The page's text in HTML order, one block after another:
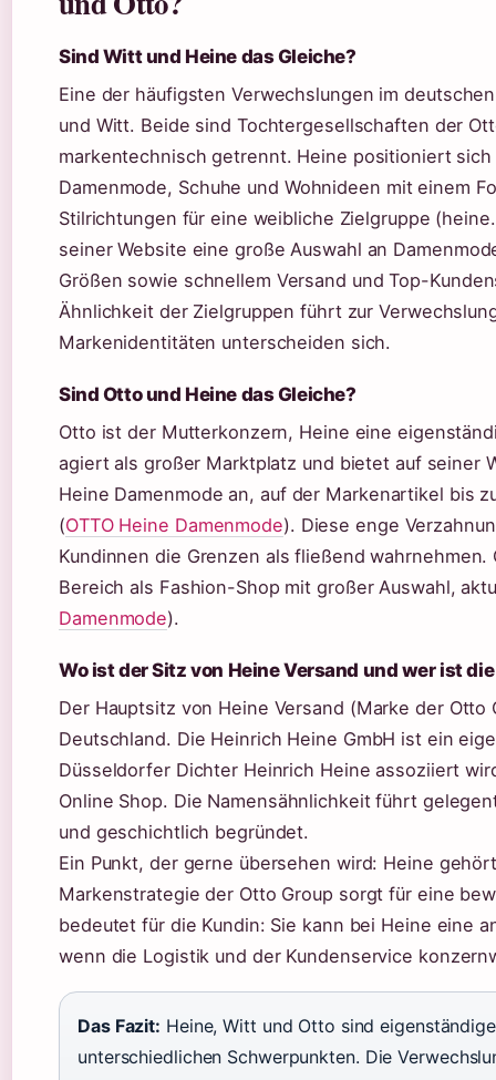
Sind Witt und Heine das Gleiche?
Eine der häufigsten Verwechslungen im
und Witt. Beide sind Tochtergesellschaften der
markentechnisch getrennt. Heine positioniert
Damenmode, Schuhe und Wohnideen mit einem
Stilrichtungen für eine weibliche Zielgruppe
seiner Website eine große Auswahl an
Größen sowie schnellem Versand und Top-
Ähnlichkeit der Zielgruppen führt zur
Markenidentitäten unterscheiden sich.
Sind Otto und Heine das Gleiche?
Otto ist der Mutterkonzern, Heine eine
agiert als großer Marktplatz und bietet auf seiner
Heine Damenmode an, auf der Markenartikel bis
(OTTO Heine Damenmode). Diese enge
Kundinnen die Grenzen als fließend
Bereich als Fashion-Shop mit großer Auswahl,
Damenmode).
Wo ist der Sitz von Heine Versand und wer ist
Der Hauptsitz von Heine Versand (Marke der
Deutschland. Die Heinrich Heine GmbH ist ein
Düsseldorfer Dichter Heinrich Heine assoziiert
Online Shop. Die Namensähnlichkeit führt
und geschichtlich begründet.
Ein Punkt, der gerne übersehen wird: Heine
Markenstrategie der Otto Group sorgt für eine
bedeutet für die Kundin: Sie kann bei Heine eine
wenn die Logistik und der Kundenservice
Das Fazit: Heine, Witt und Otto sind
unterschiedlichen Schwerpunkten. Die